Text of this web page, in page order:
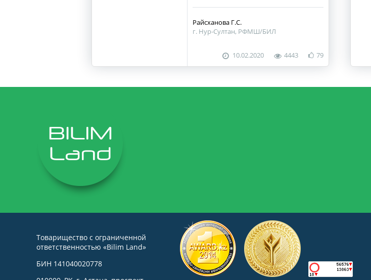
Райсханова Г.С.
г. Нур-Султан, РФМШ/БИЛ
10.02.2020 4443 79
Товарищество с ограниченной
ответственностью «Bilim Land»
БИН 141040020778